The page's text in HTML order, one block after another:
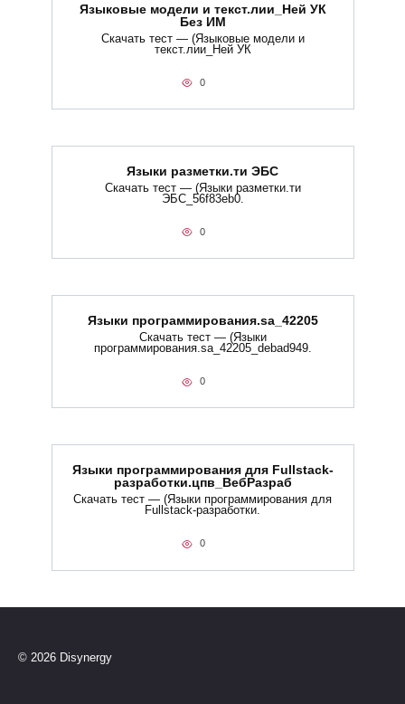
Языковые модели и текст.лии_Ней УК
Без ИМ
Скачать тест — (Языковые модели и
текст.лии_Ней УК
0
Языки разметки.ти​ ЭБС
Скачать тест — (Языки разметки.ти​
ЭБС_56f83eb0.
0
Языки программирования.sa_42205
Скачать тест — (Языки
программирования.sa_42205_debad949.
0
Языки программирования для Fullstack-
разработки.цпв_ВебРазраб
Скачать тест — (Языки программирования для
Fullstack-разработки.
0
© 2026 Disynergy